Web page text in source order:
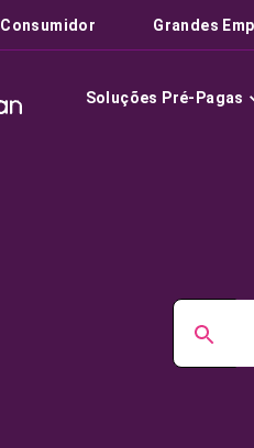
Consumidor Grandes
Soluções Pré-Pagas